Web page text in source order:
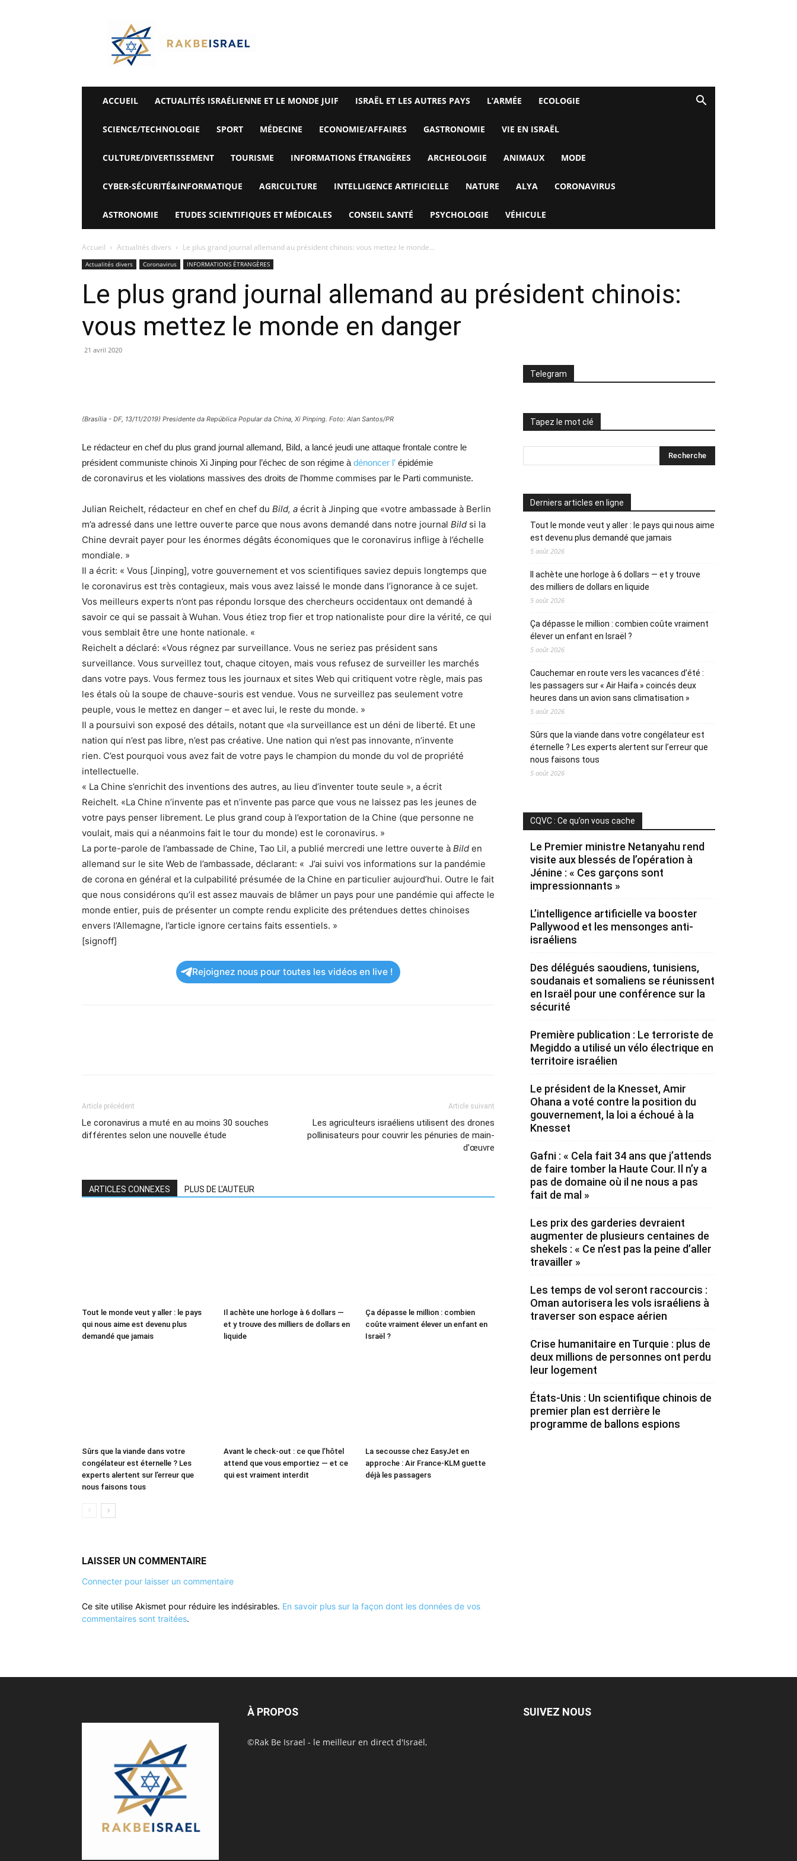
Rak
Be
Israel-
Alyaexpress-
News
ACCUEIL ACTUALITÉS ISRAÉLIENNE ET LE MONDE JUIF ISRAËL ET LES AUTRES PAYS L’ARMÉE ECOLOGIE
SCIENCE/TECHNOLOGIE SPORT MÉDECINE ECONOMIE/AFFAIRES GASTRONOMIE VIE EN ISRAËL
CULTURE/DIVERTISSEMENT TOURISME INFORMATIONS ÉTRANGÈRES ARCHEOLOGIE ANIMAUX MODE
CYBER-SÉCURITÉ&INFORMATIQUE AGRICULTURE INTELLIGENCE ARTIFICIELLE NATURE ALYA CORONAVIRUS
ASTRONOMIE ETUDES SCIENTIFIQUES ET MÉDICALES CONSEIL SANTÉ PSYCHOLOGIE VÉHICULE
Accueil Actualités divers Le plus grand journal allemand au président chinois: vous mettez le monde...
Actualités divers Coronavirus INFORMATIONS ÉTRANGÈRES
Le plus grand journal allemand au président chinois:
vous mettez le monde en danger
21 avril 2020
(Brasília - DF, 13/11/2019) Presidente da República Popular da China, Xi Pinping. Foto: Alan Santos/PR
Le rédacteur en chef du plus grand journal allemand, Bild, a lancé jeudi une attaque frontale contre le
président communiste chinois Xi Jinping pour l’échec de son régime à dénoncer l’ épidémie
de coronavirus et les violations massives des droits de l’homme commises par le Parti communiste.
Julian Reichelt, rédacteur en chef en chef du Bild, a écrit à Jinping que «votre ambassade à Berlin
m’a adressé dans une lettre ouverte parce que nous avons demandé dans notre journal Bild si la
Chine devrait payer pour les énormes dégâts économiques que le coronavirus inflige à l’échelle
mondiale. »
Il a écrit: « Vous [Jinping], votre gouvernement et vos scientifiques saviez depuis longtemps que
le coronavirus est très contagieux, mais vous avez laissé le monde dans l’ignorance à ce sujet.
Vos meilleurs experts n’ont pas répondu lorsque des chercheurs occidentaux ont demandé à
savoir ce qui se passait à Wuhan. Vous étiez trop fier et trop nationaliste pour dire la vérité, ce qui
vous semblait être une honte nationale. «
Reichelt a déclaré: «Vous régnez par surveillance. Vous ne seriez pas président sans
surveillance. Vous surveillez tout, chaque citoyen, mais vous refusez de surveiller les marchés
dans votre pays. Vous fermez tous les journaux et sites Web qui critiquent votre règle, mais pas
les étals où la soupe de chauve-souris est vendue. Vous ne surveillez pas seulement votre
peuple, vous le mettez en danger – et avec lui, le reste du monde. »
Il a poursuivi son exposé des détails, notant que «la surveillance est un déni de liberté. Et une
nation qui n’est pas libre, n’est pas créative. Une nation qui n’est pas innovante, n’invente
rien. C’est pourquoi vous avez fait de votre pays le champion du monde du vol de propriété
intellectuelle.
« La Chine s’enrichit des inventions des autres, au lieu d’inventer toute seule », a écrit
Reichelt. «La Chine n’invente pas et n’invente pas parce que vous ne laissez pas les jeunes de
votre pays penser librement. Le plus grand coup à l’exportation de la Chine (que personne ne
voulait, mais qui a néanmoins fait le tour du monde) est le coronavirus. »
La porte-parole de l’ambassade de Chine, Tao Lil, a publié mercredi une lettre ouverte à Bild en
allemand sur le site Web de l’ambassade, déclarant: « J’ai suivi vos informations sur la pandémie
de corona en général et la culpabilité présumée de la Chine en particulier aujourd’hui. Outre le fait
que nous considérons qu’il est assez mauvais de blâmer un pays pour une pandémie qui affecte le
monde entier, puis de présenter un compte rendu explicite des prétendues dettes chinoises
envers l’Allemagne, l’article ignore certains faits essentiels. »
[signoff]
Rejoignez nous pour toutes les vidéos en live !
Article précédent
Le coronavirus a muté en au moins 30 souches
différentes selon une nouvelle étude
Article suivant
Les agriculteurs israéliens utilisent des drones
pollinisateurs pour couvrir les pénuries de main-
d’œuvre
ARTICLES CONNEXES PLUS DE L'AUTEUR
Tout le monde veut y aller : le pays
qui nous aime est devenu plus
demandé que jamais
Il achète une horloge à 6 dollars —
et y trouve des milliers de dollars en
liquide
Ça dépasse le million : combien
coûte vraiment élever un enfant en
Israël ?
Sûrs que la viande dans votre
congélateur est éternelle ? Les
experts alertent sur l’erreur que
nous faisons tous
Avant le check-out : ce que l’hôtel
attend que vous emportiez — et ce
qui est vraiment interdit
La secousse chez EasyJet en
approche : Air France-KLM guette
déjà les passagers
LAISSER UN COMMENTAIRE
Connecter pour laisser un commentaire
Ce site utilise Akismet pour réduire les indésirables. En savoir plus sur la façon dont les données de vos
commentaires sont traitées.
Telegram
Tapez le mot clé
Derniers articles en ligne
Tout le monde veut y aller : le pays qui nous aime
est devenu plus demandé que jamais
5 août 2026
Il achète une horloge à 6 dollars — et y trouve
des milliers de dollars en liquide
5 août 2026
Ça dépasse le million : combien coûte vraiment
élever un enfant en Israël ?
5 août 2026
Cauchemar en route vers les vacances d’été :
les passagers sur « Air Haifa » coincés deux
heures dans un avion sans climatisation »
5 août 2026
Sûrs que la viande dans votre congélateur est
éternelle ? Les experts alertent sur l’erreur que
nous faisons tous
5 août 2026
CQVC : Ce qu’on vous cache
Le Premier ministre Netanyahu rend
visite aux blessés de l’opération à
Jénine : « Ces garçons sont
impressionnants »
L’intelligence artificielle va booster
Pallywood et les mensonges anti-
israéliens
Des délégués saoudiens, tunisiens,
soudanais et somaliens se réunissent
en Israël pour une conférence sur la
sécurité
Première publication : Le terroriste de
Megiddo a utilisé un vélo électrique en
territoire israélien
Le président de la Knesset, Amir
Ohana a voté contre la position du
gouvernement, la loi a échoué à la
Knesset
Gafni : « Cela fait 34 ans que j’attends
de faire tomber la Haute Cour. Il n’y a
pas de domaine où il ne nous a pas
fait de mal »
Les prix des garderies devraient
augmenter de plusieurs centaines de
shekels : « Ce n’est pas la peine d’aller
travailler »
Les temps de vol seront raccourcis :
Oman autorisera les vols israéliens à
traverser son espace aérien
Crise humanitaire en Turquie : plus de
deux millions de personnes ont perdu
leur logement
États-Unis : Un scientifique chinois de
premier plan est derrière le
programme de ballons espions
À PROPOS
©Rak Be Israel - le meilleur en direct d'Israël,
SUIVEZ NOUS